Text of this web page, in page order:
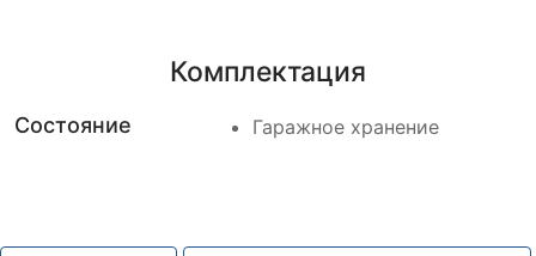
Комплектация
Состояние Гаражное хранение